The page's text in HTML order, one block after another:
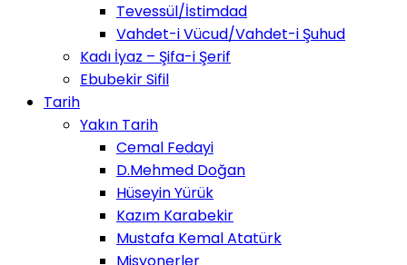
Tevessül/İstimdad
Vahdet-i Vücud/Vahdet-i Şuhud
Kadı İyaz – Şifa-i Şerif
Ebubekir Sifil
Tarih
Yakın Tarih
Cemal Fedayi
D.Mehmed Doğan
Hüseyin Yürük
Kazım Karabekir
Mustafa Kemal Atatürk